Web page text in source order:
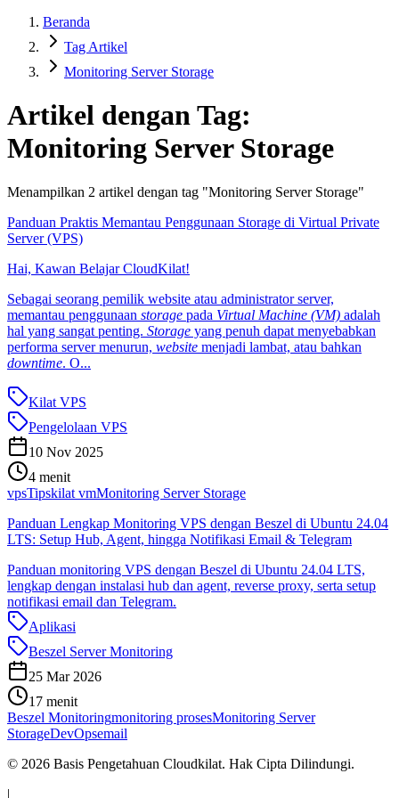
Beranda
Tag Artikel
Monitoring Server Storage
Artikel dengan Tag:
Monitoring Server Storage
Menampilkan 2 artikel dengan tag "Monitoring Server Storage"
Panduan Praktis Memantau Penggunaan Storage di Virtual Private
Server (VPS)
Hai, Kawan Belajar CloudKilat!
Sebagai seorang pemilik website atau administrator server,
memantau penggunaan storage pada Virtual Machine (VM) adalah
hal yang sangat penting. Storage yang penuh dapat menyebabkan
performa server menurun, website menjadi lambat, atau bahkan
downtime. O...
Kilat VPS
Pengelolaan VPS
10 Nov 2025
4 menit
vpsTipskilat vmMonitoring Server Storage
Panduan Lengkap Monitoring VPS dengan Beszel di Ubuntu 24.04
LTS: Setup Hub, Agent, hingga Notifikasi Email & Telegram
Panduan monitoring VPS dengan Beszel di Ubuntu 24.04 LTS,
lengkap dengan instalasi hub dan agent, reverse proxy, serta setup
notifikasi email dan Telegram.
Aplikasi
Beszel Server Monitoring
25 Mar 2026
17 menit
Beszel Monitoringmonitoring prosesMonitoring Server
StorageDevOpsemail
© 2026 Basis Pengetahuan Cloudkilat. Hak Cipta Dilindungi.
|